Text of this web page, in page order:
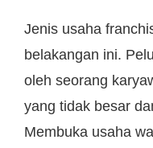
Jenis usaha
belakangan ini.
oleh seorang
yang tidak besar
Membuka usaha